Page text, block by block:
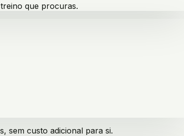
que procuras.
sem custo adicional para si.